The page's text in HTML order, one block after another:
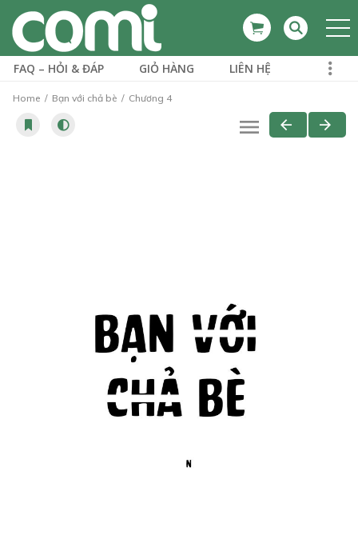
FAQ – HỎI & ĐÁP GIỎ HÀNG LIÊN HỆ
Home Bạn với chả bè Chương 4